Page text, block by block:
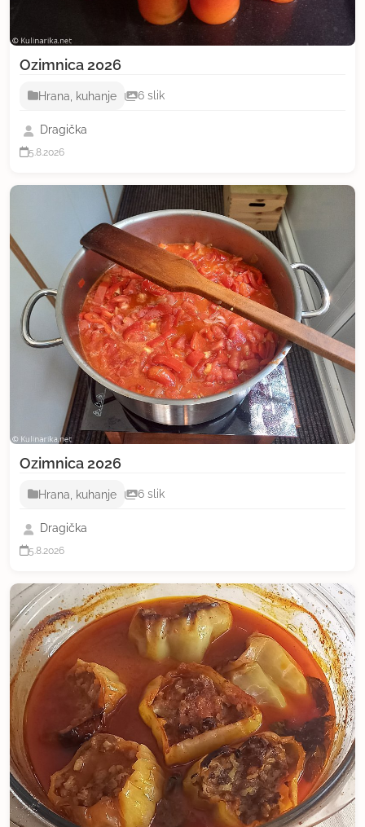
Ozimnica 2026
Hrana, kuhanje 6 slik
Dragička
5.8.2026
Ozimnica 2026
Hrana, kuhanje 6 slik
Dragička
5.8.2026